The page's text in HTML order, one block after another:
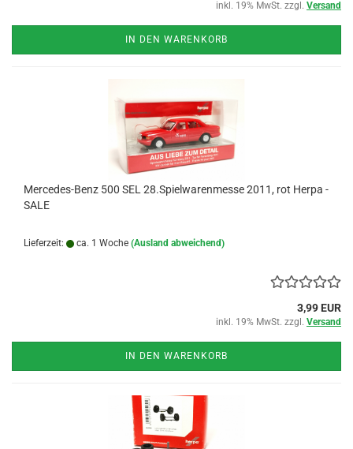
inkl. 19% MwSt. zzgl. Versand
IN DEN WARENKORB
Mercedes-Benz 500 SEL 28.Spielwarenmesse 2011, rot Herpa -
SALE
Lieferzeit: ca. 1 Woche (Ausland abweichend)
3,99 EUR
inkl. 19% MwSt. zzgl. Versand
IN DEN WARENKORB